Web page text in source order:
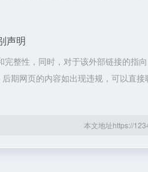
声明
整性，同时，对于该外部链接的指
期网页的内容如出现违规，可以直
本文地址https://